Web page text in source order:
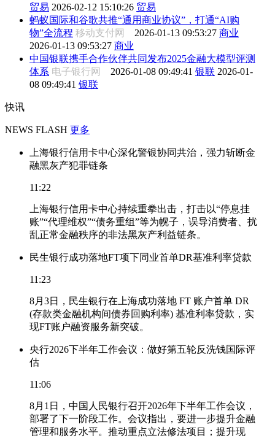
贸易 2026-02-12 15:10:26 贸易
蚂蚁国际和谷歌共推“通用商业协议”，打通“AI购
物”全流程 移动支付网 2026-01-13 09:53:27 商业
2026-01-13 09:53:27 商业
中国银联携手合作伙伴共同发布2025金融大模型评测
体系 电子银行网 2026-01-08 09:49:41 银联 2026-01-
08 09:49:41 银联
快讯
NEWS FLASH 更多
上海银行信用卡中心深化警银协同共治，强力斩断金
融黑灰产犯罪链条
11:22
上海银行信用卡中心持续重拳出击，打击以“停息挂
账”“代理维权”“债务重组”等为幌子，误导消费者、扰
乱正常金融秩序的非法黑灰产利益链条。
民生银行成功落地FT项下同业首单DR基准利率贷款
11:23
8月3日，民生银行在上海成功落地 FT 账户首单 DR
(存款类金融机构间债券回购利率) 基准利率贷款，实
现FT账户融资服务新突破。
央行2026下半年工作会议：做好第五轮反洗钱国际评
估
11:06
8月1日，中国人民银行召开2026年下半年工作会议，
部署了下一阶段工作。会议指出，要进一步提升金融
管理和服务水平。推动重点立法修法项目；提升现